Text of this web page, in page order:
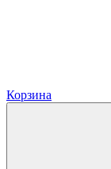
Корзина